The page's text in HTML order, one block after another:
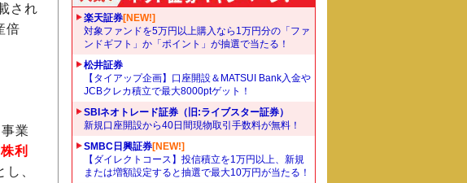
され
倍
業
利
し、
楽天証券[NEW!]
対象ファンドを5万円以上購入なら1万円分の「ファ
ンドギフト」か「ポイント」が抽選で当たる！
松井証券
【タイアップ企画】口座開設＆MATSUI Bank入金や
JCBクレカ積立で最大8000ptゲット！
SBIネオトレード証券（旧:ライブスター証券）
新規口座開設から40日間現物取引手数料が無料！
SMBC日興証券[NEW!]
【ダイレクトコース】投信積立を1万円以上、新規
または増額設定すると抽選で最大10万円が当たる！